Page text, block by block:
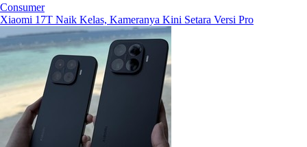
Consumer
Xiaomi 17T Naik Kelas, Kameranya Kini Setara Versi Pro